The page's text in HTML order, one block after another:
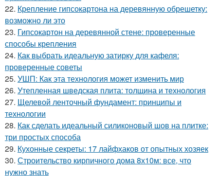
22. Крепление гипсокартона на деревянную обрешетку:
возможно ли это
23. Гипсокартон на деревянной стене: проверенные
способы крепления
24. Как выбрать идеальную затирку для кафеля:
проверенные советы
25. УШП: Как эта технология может изменить мир
26. Утепленная шведская плита: толщина и технология
27. Щелевой ленточный фундамент: принципы и
технологии
28. Как сделать идеальный силиконовый шов на плитке:
три простых способа
29. Кухонные секреты: 17 лайфхаков от опытных хозяек
30. Строительство кирпичного дома 8х10м: все, что
нужно знать